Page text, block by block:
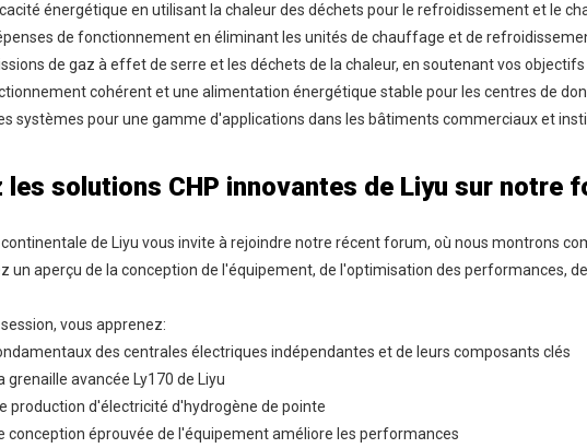
énergétique en utilisant la chaleur des déchets pour le refroidissement et le
de fonctionnement en éliminant les unités de chauffage et de
de gaz à effet de serre et les déchets de la chaleur, en soutenant vos objectifs
cohérent et une alimentation énergétique stable pour les centres de
systèmes pour une gamme d'applications dans les bâtiments commerciaux et
les solutions CHP innovantes de Liyu sur notre
continentale de Liyu vous invite à rejoindre notre récent forum, où nous montrons
un aperçu de la conception de l'équipement, de l'optimisation des performances,
vous apprenez:
des centrales électriques indépendantes et de leurs composants clés
grenaille avancée Ly170 de Liyu
production d'électricité d'hydrogène de pointe
conception éprouvée de l'équipement améliore les performances